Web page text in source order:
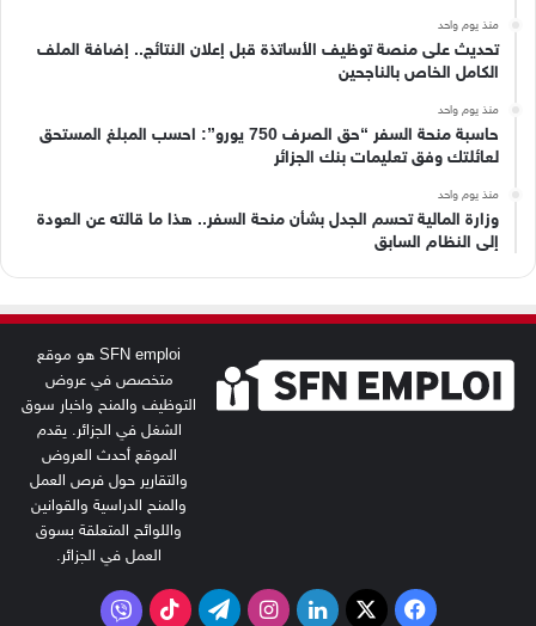
منذ يوم واحد
تحديث على منصة توظيف الأساتذة قبل إعلان النتائج.. إضافة الملف
الكامل الخاص بالناجحين
منذ يوم واحد
حاسبة منحة السفر “حق الصرف 750 يورو”: احسب المبلغ المستحق
لعائلتك وفق تعليمات بنك الجزائر
منذ يوم واحد
وزارة المالية تحسم الجدل بشأن منحة السفر.. هذا ما قالته عن العودة
إلى النظام السابق
SFN emploi هو موقع
متخصص في عروض
التوظيف والمنح واخبار سوق
الشغل في الجزائر. يقدم
الموقع أحدث العروض
والتقارير حول فرص العمل
والمنح الدراسية والقوانين
واللوائح المتعلقة بسوق
العمل في الجزائر.
فيسبوك
‫X لينكدإنانستقرامتيلقرام‫TikTokفايبر